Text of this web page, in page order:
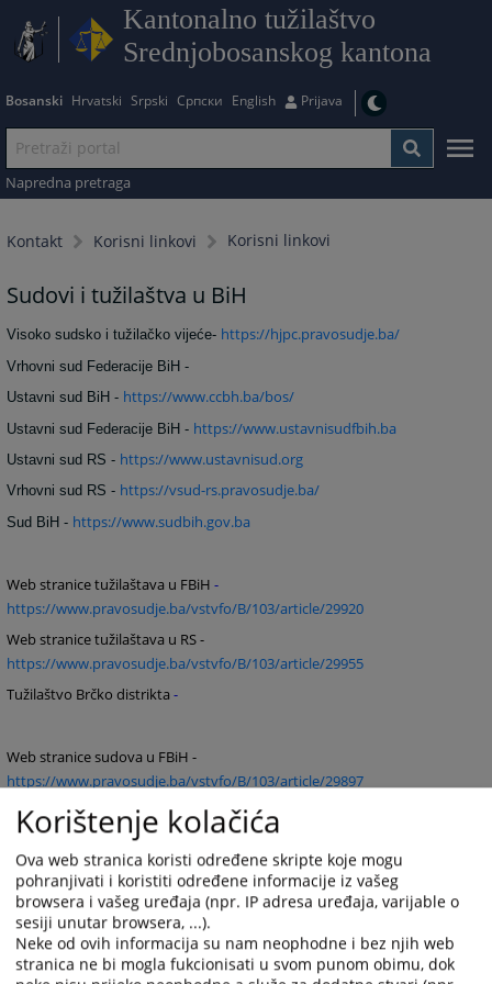
Kantonalno tužilaštvo
Srednjobosanskog kantona
Bosanski Hrvatski Srpski Српски English Prijava
Napredna pretraga
Kontakt Korisni linkovi Korisni linkovi
Sudovi i tužilaštva u BiH
Visoko sudsko i tužilačko vijeće- https://hjpc.pravosudje.ba/
Vrhovni sud Federacije BiH -
Ustavni sud BiH - https://www.ccbh.ba/bos/
Ustavni sud Federacije BiH - https://www.ustavnisudfbih.ba
Ustavni sud RS - https://www.ustavnisud.org
Vrhovni sud RS - https://vsud-rs.pravosudje.ba/
Sud BiH - https://www.sudbih.gov.ba
Web stranice tužilaštava u FBiH -
https://www.pravosudje.ba/vstvfo/B/103/article/29920
Web stranice tužilaštava u RS -
https://www.pravosudje.ba/vstvfo/B/103/article/29955
Tužilaštvo Brčko distrikta -
Web stranice sudova u FBiH -
https://www.pravosudje.ba/vstvfo/B/103/article/29897
Web stranice sudova u RS -
https://www.pravosudje.ba/vstvfo/B/103/article/29951
Apelacioni sud Brčko distrikta -
Osnovni sud Brčko distrikta -
Kantonalno tužilaštvo Kantona Sarajevo -
Korištenje kolačića
Ova web stranica koristi određene skripte koje mogu
pohranjivati i koristiti određene informacije iz vašeg
browsera i vašeg uređaja (npr. IP adresa uređaja, varijable o
sesiji unutar browsera, ...).
Neke od ovih informacija su nam neophodne i bez njih web
stranica ne bi mogla fukcionisati u svom punom obimu, dok